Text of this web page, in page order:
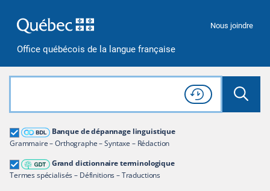
Office québécois de la langue française
Nous joindre
Rechercher dans tout le site
Lancer
Consulter l'
Historique
de recherche
Banque de dépannage linguistique
Grammaire – Orthographe – Syntaxe – Rédaction
Grand dictionnaire terminologique
Termes spécialisés – Définitions – Traductions
Grand dictionnaire terminologique
Restreindre aux termes